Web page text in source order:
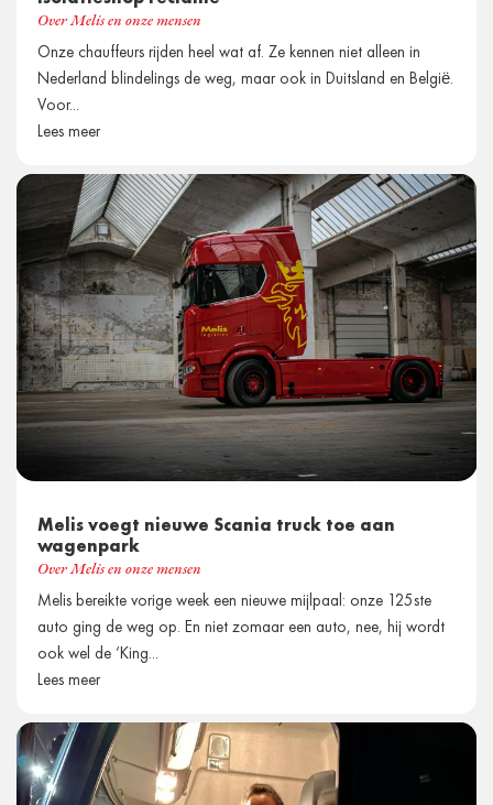
Over Melis en onze mensen
Onze chauffeurs rijden heel wat af. Ze kennen niet alleen in
Nederland blindelings de weg, maar ook in Duitsland en België.
Voor...
Lees meer
Melis voegt nieuwe Scania truck toe aan
wagenpark
Over Melis en onze mensen
Melis bereikte vorige week een nieuwe mijlpaal: onze 125ste
auto ging de weg op. En niet zomaar een auto, nee, hij wordt
ook wel de ‘King...
Lees meer